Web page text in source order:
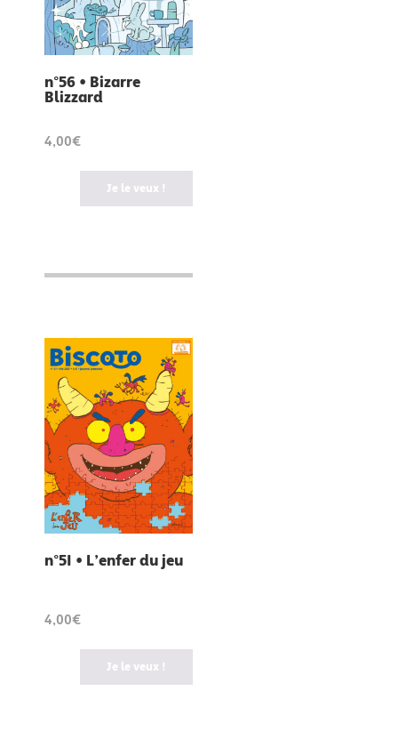
n°56 • Bizarre
Blizzard
4,00€
Je le veux !
n°51 • L’enfer du jeu
4,00€
Je le veux !